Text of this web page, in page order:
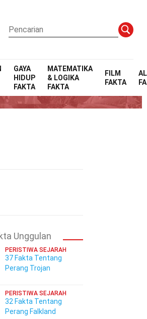
GAYA
HIDUP
FAKTA
MATEMATIKA
& LOGIKA
FAKTA
FILM
FAKTA
Unggulan
PERISTIWA SEJARAH
37 Fakta Tentang
Perang Trojan
PERISTIWA SEJARAH
32 Fakta Tentang
Perang Falkland